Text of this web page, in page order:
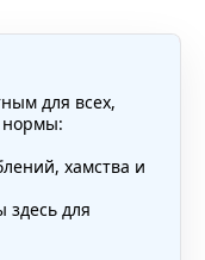
для всех,
нормы:
хамства и
здесь для